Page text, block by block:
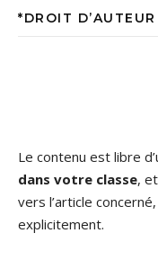
*DROIT D’AUTEUR
Le contenu est libre
dans votre classe,
vers l’article
explicitement.